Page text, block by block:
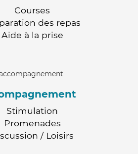
Courses
des repas
Aide à la prise
Stimulation
Promenades
/ Loisirs